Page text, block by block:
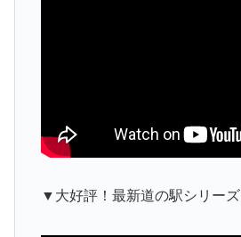
▼大好評！最新道の駅シリーズ